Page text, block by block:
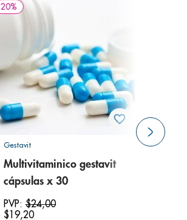
20%
Gestavit
Multivitaminico gestavit
cápsulas x 30
PVP:$24,00
$19,20